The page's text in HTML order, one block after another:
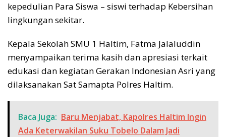
kepedulian Para Siswa – siswi terhadap Kebersihan
lingkungan sekitar.
Kepala Sekolah SMU 1 Haltim, Fatma Jalaluddin
menyampaikan terima kasih dan apresiasi terkait
edukasi dan kegiatan Gerakan Indonesian Asri yang
dilaksanakan Sat Samapta Polres Haltim.
Baca Juga: Baru Menjabat, Kapolres Haltim Ingin
Ada Keterwakilan Suku Tobelo Dalam Jadi